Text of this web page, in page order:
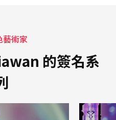
藝術家
的簽名系